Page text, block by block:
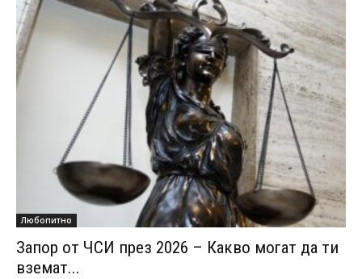
Любопитно
Запор от ЧСИ през 2026 – Какво могат да ти
вземат...